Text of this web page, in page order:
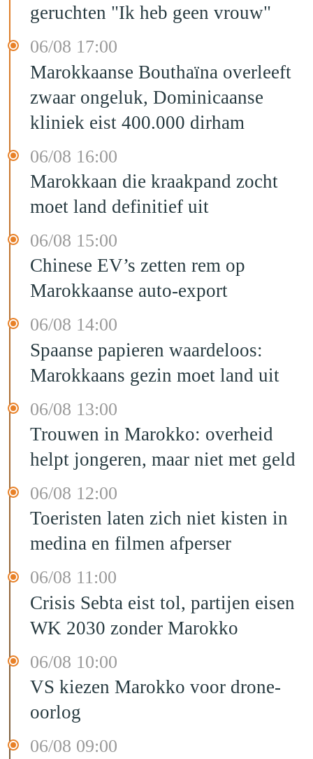
geruchten "Ik heb geen vrouw"
06/08 17:00
Marokkaanse Bouthaïna overleeft
zwaar ongeluk, Dominicaanse
kliniek eist 400.000 dirham
06/08 16:00
Marokkaan die kraakpand zocht
moet land definitief uit
06/08 15:00
Chinese EV’s zetten rem op
Marokkaanse auto-export
06/08 14:00
Spaanse papieren waardeloos:
Marokkaans gezin moet land uit
06/08 13:00
Trouwen in Marokko: overheid
helpt jongeren, maar niet met geld
06/08 12:00
Toeristen laten zich niet kisten in
medina en filmen afperser
06/08 11:00
Crisis Sebta eist tol, partijen eisen
WK 2030 zonder Marokko
06/08 10:00
VS kiezen Marokko voor drone-
oorlog
06/08 09:00